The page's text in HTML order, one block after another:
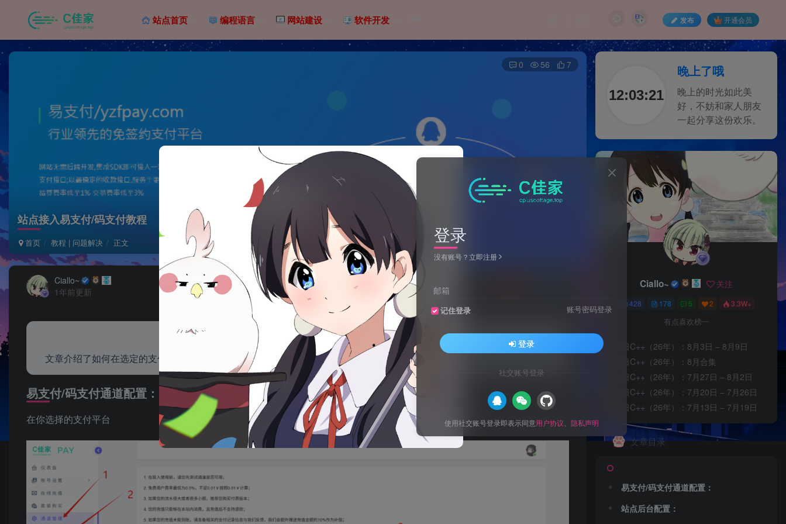
站点首页 编程语言 网站建设 软件开发 发布 开通会员
站点接入易支付/码支付教程
首页 教程 | 问题解决 正文
0 56 7
Ciallo~
1年前更新
来自AI助手的总结
文章介绍了如何在选定的支付平台配置微信和支付宝支付通道，并记录商户ID与密钥，最后在站点后台相应位置填写信息。
易支付/码支付通道配置：
在你选择的支付平台
12:03:22
晚上了哦
晚上的时光如此美
好，不妨和家人朋友
一起分享这份欢乐。
Ciallo~ 关注
428 178 5 2 3.3W+
有点喜欢榜一
每日C++（26年）：8月3日 – 8月9日
每日C++（26年）：8月合集
每日C++（26年）：7月27日 – 8月2日
每日C++（26年）：7月20日 – 7月26日
每日C++（26年）：7月13日 – 7月19日
文章目录
易支付/码支付通道配置：
站点后台配置：
登录
没有账号？立即注册
邮箱
记住登录 账号密码登录
登录
社交账号登录
使用社交账号登录即表示同意用户协议 隐私声明